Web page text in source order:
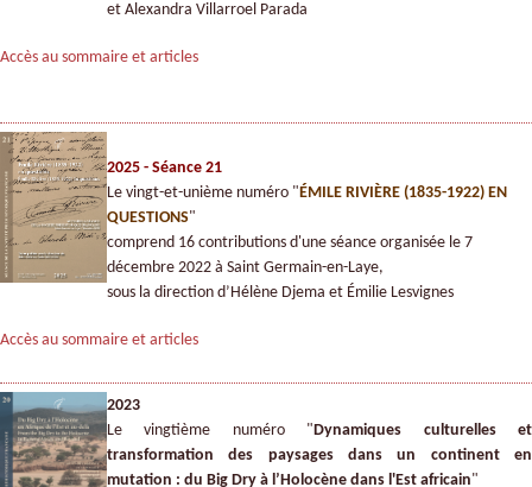
et Alexandra Villarroel Parada
Accès au sommaire et articles
2025 - Séance 21
Le vingt-et-unième numéro " ÉMILE RIVIÈRE (1835-1922) EN
QUESTIONS"
comprend 16 contributions d'une séance organisée le 7
décembre 2022 à Saint Germain-en-Laye,
sous la direction d’Hélène Djema et Émilie Lesvignes
Accès au sommaire et articles
2023
Le vingtième numéro " Dynamiques culturelles et
transformation des paysages dans un continent en
mutation : du Big Dry à l’Holocène dans l'Est africain"